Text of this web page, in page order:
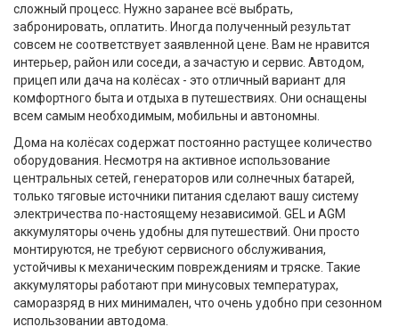
сложный процесс. Нужно заранее всё выбрать,
забронировать, оплатить. Иногда полученный результат
совсем не соответствует заявленной цене. Вам не нравится
интерьер, район или соседи, а зачастую и сервис. Автодом,
прицеп или дача на колёсах - это отличный вариант для
комфортного быта и отдыха в путешествиях. Они оснащены
всем самым необходимым, мобильны и автономны.
Дома на колёсах содержат постоянно растущее количество
оборудования. Несмотря на активное использование
центральных сетей, генераторов или солнечных батарей,
только тяговые источники питания сделают вашу систему
электричества по-настоящему независимой. GEL и AGM
аккумуляторы очень удобны для путешествий. Они просто
монтируются, не требуют сервисного обслуживания,
устойчивы к механическим повреждениям и тряске. Такие
аккумуляторы работают при минусовых температурах,
саморазряд в них минимален, что очень удобно при сезонном
использовании автодома.